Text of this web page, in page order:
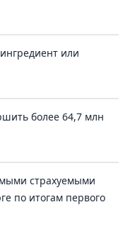
или
более 64,7 млн
страхуемыми
по итогам первого